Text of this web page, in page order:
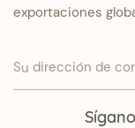
exportaciones